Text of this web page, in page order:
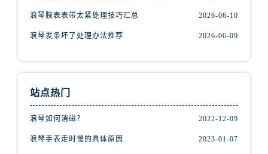
浪琴腕表表带太紧处理技巧汇总 2026-06-10
浪琴发条坏了处理办法推荐 2026-06-09
站点热门
浪琴如何消磁？ 2022-12-09
浪琴手表走时慢的具体原因 2023-01-07